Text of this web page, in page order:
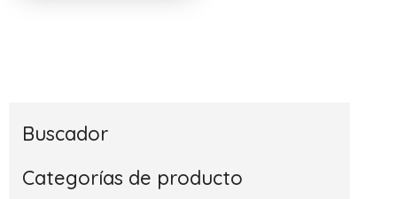
Buscador
Categorías de producto